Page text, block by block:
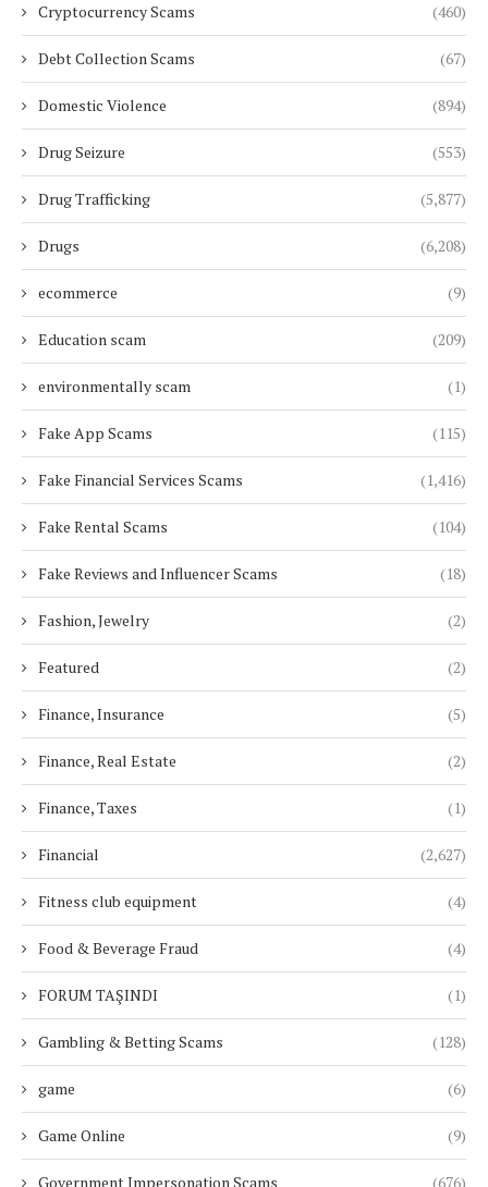
Cryptocurrency Scams (460)
Debt Collection Scams (67)
Domestic Violence (894)
Drug Seizure (553)
Drug Trafficking (5,877)
Drugs (6,208)
ecommerce (9)
Education scam (209)
environmentally scam (1)
Fake App Scams (115)
Fake Financial Services Scams (1,416)
Fake Rental Scams (104)
Fake Reviews and Influencer Scams (18)
Fashion, Jewelry (2)
Featured (2)
Finance, Insurance (5)
Finance, Real Estate (2)
Finance, Taxes (1)
Financial (2,627)
Fitness club equipment (4)
Food & Beverage Fraud (4)
FORUM TAŞINDI (1)
Gambling & Betting Scams (128)
game (6)
Game Online (9)
Government Impersonation Scams (676)